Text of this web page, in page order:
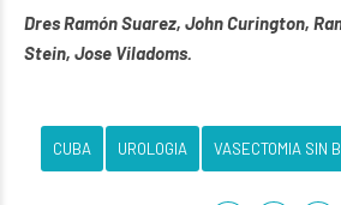
Dres Ramón Suarez, John Curington,
Stein, Jose Viladoms.
CUBA UROLOGIA VASECTOMIA SIN